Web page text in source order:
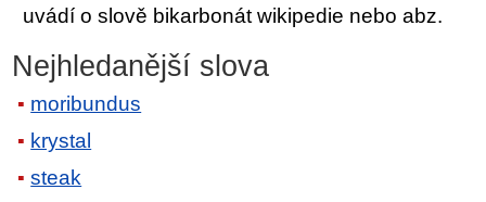
uvádí o slově bikarbonát wikipedie nebo abz.
Nejhledanější slova
moribundus
krystal
steak